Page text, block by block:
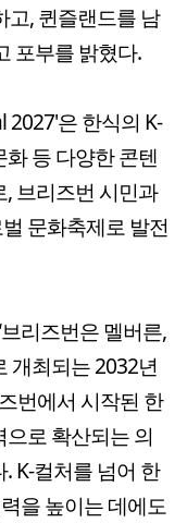
고, 퀸즐랜드를 남
포부를 밝혔다.
2027'은 한식의 K-
등 다양한 콘텐
브리즈번 시민과
문화축제로 발전
리즈번은 멜버른,
개최되는 2032년
번에서 시작된 한
로 확산되는 의
K-컬처를 넘어 한
을 높이는 데에도